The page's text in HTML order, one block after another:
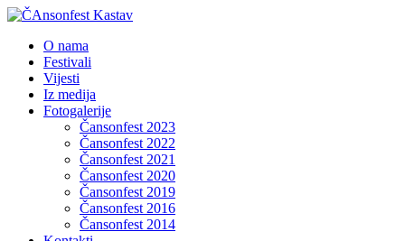
O nama
Festivali
Vijesti
Iz medija
Fotogalerije
Čansonfest 2023
Čansonfest 2022
Čansonfest 2021
Čansonfest 2020
Čansonfest 2019
Čansonfest 2016
Čansonfest 2014